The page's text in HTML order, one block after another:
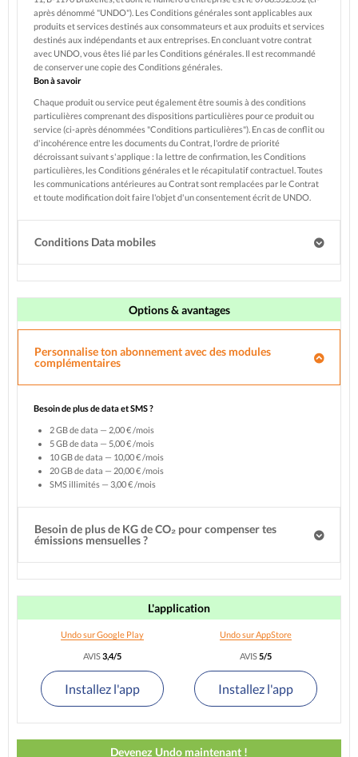
après dénommé "UNDO"). Les Conditions générales sont applicables aux
produits et services destinés aux consommateurs et aux produits et services
destinés aux indépendants et aux entreprises. En concluant votre contrat
avec UNDO, vous êtes lié par les Conditions générales. Il est recommandé
de conserver une copie des Conditions générales.
Bon à savoir
Chaque produit ou service peut également être soumis à des conditions
particulières comprenant des dispositions particulières pour ce produit ou
service (ci-après dénommées "Conditions particulières"). En cas de conflit ou
d'incohérence entre les documents du Contrat, l'ordre de priorité
décroissant suivant s'applique : la lettre de confirmation, les Conditions
particulières, les Conditions générales et le récapitulatif contractuel. Toutes
les communications antérieures au Contrat sont remplacées par le Contrat
et toute modification doit faire l'objet d'un consentement écrit de UNDO.
Conditions Data mobiles
Options & avantages
Personnalise ton abonnement avec des modules
complémentaires
Besoin de plus de data et SMS ?
2 GB de data — 2,00 € /mois
5 GB de data — 5,00 € /mois
10 GB de data — 10,00 € /mois
20 GB de data — 20,00 € /mois
SMS illimités — 3,00 € /mois
Besoin de plus de KG de CO₂ pour compenser tes
émissions mensuelles ?
L'application
Undo sur Google Play
AVIS3,4/5
Installez l'app
Undo sur AppStore
AVIS5/5
Installez l'app
Devenez Undo maintenant !